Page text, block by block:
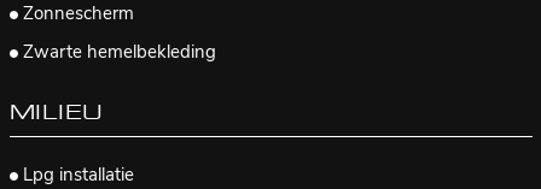
Zonnescherm
Zwarte hemelbekleding
MILIEU
Lpg installatie